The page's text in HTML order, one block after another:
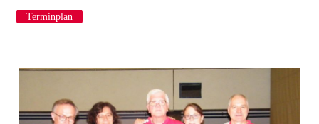
Terminplan